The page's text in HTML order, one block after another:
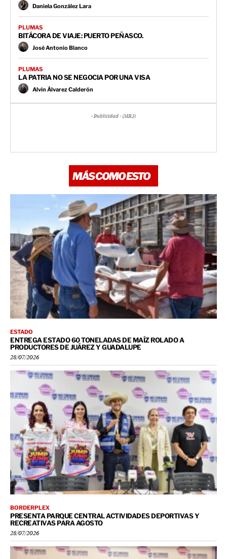
Daniela González Lara
PLUMAS
BITÁCORA DE VIAJE: PUERTO PEÑASCO.
José Antonio Blanco
PLUMAS
LA PATRIA NO SE NEGOCIA POR UNA VISA
Alvin Álvarez Calderón
- Publicidad - (MR3)
MÁS COMO ESTO
ESTADO
ENTREGA ESTADO 60 TONELADAS DE MAÍZ ROLADO A
PRODUCTORES DE JUÁREZ Y GUADALUPE
28/07/2026
BORDERPLEX
PRESENTA PARQUE CENTRAL ACTIVIDADES DEPORTIVAS Y
RECREATIVAS PARA AGOSTO
28/07/2026